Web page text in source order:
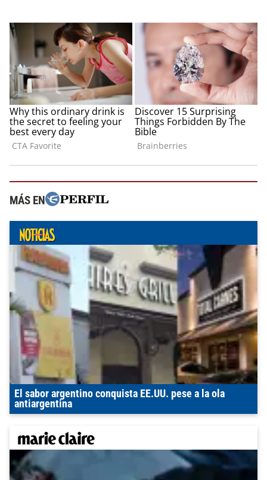
MÁS EN
El sabor argentino conquista EE.UU. pese a la ola
antiargentina